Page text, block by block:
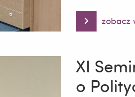
zobacz
Dyplomy
Uznania
XI
o